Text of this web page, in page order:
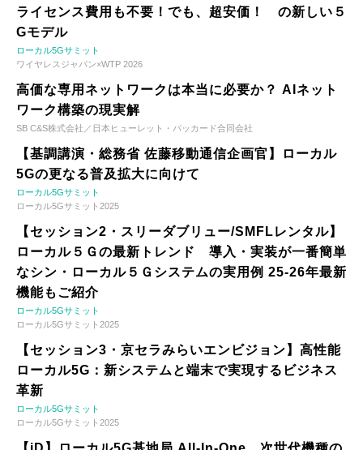
ライセンス費用も不要！でも、超安価！ の新しい５
Gモデル
ローカル5Gサミット
ワイヤレスジャパン×WTP 2026
高価な専用ネットワークは本当に必要か？ AIネット
ワーク構築の現実解
SB C&S株式会社／日本ヒューレット・パッカード合同会社
【基調講演・総務省 佐藤移動通信企画官】ローカル
5Gの更なる普及拡大に向けて
ローカル5Gサミット
ローカル5Gサミット2025
【セッション2・スリーダブリュー/SMFLレンタル】
ローカル５Ｇの最新トレンド 導入・実装が一番簡単
なシン・ローカル５Ｇシステムの実用例 25-26年最新
機能もご紹介
ローカル5Gサミット
ローカル5Gサミット2025
【セッション3・京セラみらいエンビジョン】高性能
ローカル5G：新システムと端末で実現するビジネス
革新
ローカル5Gサミット
ローカル5Gサミット2025